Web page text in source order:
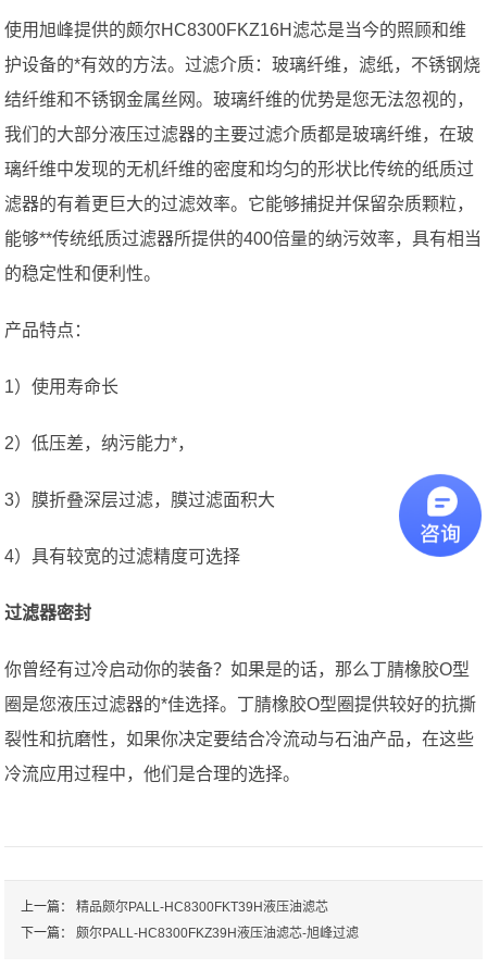
使用旭峰提供的颇尔HC8300FKZ16H滤芯是当今的照顾和维
护设备的*有效的方法。过滤介质：玻璃纤维，滤纸，不锈钢烧
结纤维和不锈钢金属丝网。玻璃纤维的优势是您无法忽视的，
我们的大部分液压过滤器的主要过滤介质都是玻璃纤维，在玻
璃纤维中发现的无机纤维的密度和均匀的形状比传统的纸质过
滤器的有着更巨大的过滤效率。它能够捕捉并保留杂质颗粒，
能够**传统纸质过滤器所提供的400倍量的纳污效率，具有相当
的稳定性和便利性。
产品特点：
1）使用寿命长
2）低压差，纳污能力*，
3）膜折叠深层过滤，膜过滤面积大
4）具有较宽的过滤精度可选择
过滤器密封
你曾经有过冷启动你的装备？如果是的话，那么丁腈橡胶O型
圈是您液压过滤器的*佳选择。丁腈橡胶O型圈提供较好的抗撕
裂性和抗磨性，如果你决定要结合冷流动与石油产品，在这些
冷流应用过程中，他们是合理的选择。
上一篇：精品颇尔PALL-HC8300FKT39H液压油滤芯
下一篇：颇尔PALL-HC8300FKZ39H液压油滤芯-旭峰过滤